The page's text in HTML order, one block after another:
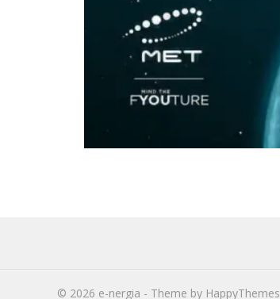
© 2026 e-nergia - Theme by HappyThemes